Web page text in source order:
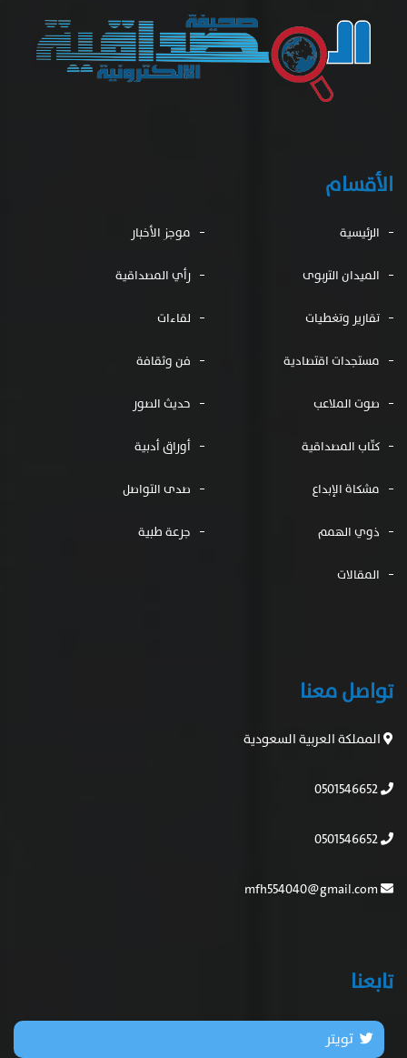
الأقسام
الرئيسية موجز الأخبار
الميدان التربوى رأي المصداقية
تقارير وتغطيات لقاءات
مستجدات اقتصادية فن وثقافة
صوت الملاعب حديث الصور
كتّاب المصداقية أوراق أدبية
مشكاة الإبداع صدى التواصل
ذوي الهمم جرعة طبية
المقالات
تواصل معنا
المملكة العربية السعودية
تابعنا
تويتر